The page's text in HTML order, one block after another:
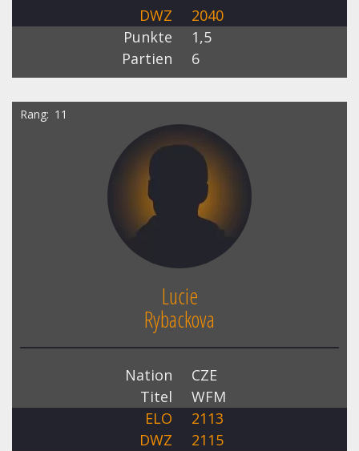
DWZ
2040
Punkte
1,5
Partien
6
Rang 11
Lucie
Rybackova
Nation
CZE
Titel
WFM
ELO
2113
DWZ
2115